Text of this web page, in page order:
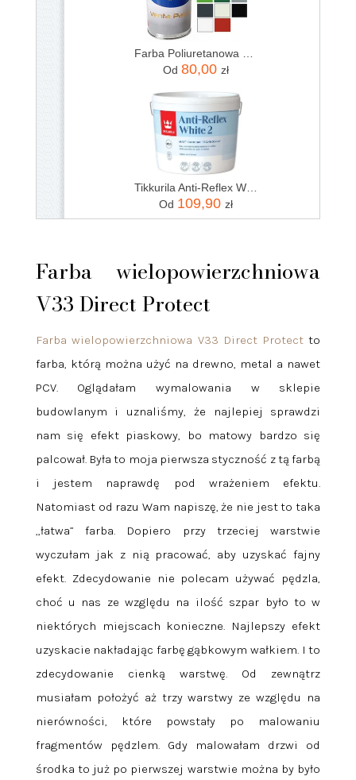
Od 80,00 zł
Tikkurila Anti-Reflex White 3l
Od 109,90 zł
Farba wielopowierzchniowa
V33 Direct Protect
Farba wielopowierzchniowa V33 Direct Protectto
farba, którą można użyć na drewno, metal a nawet
PCV. Oglądałam wymalowania w sklepie
budowlanym i uznaliśmy, że najlepiej sprawdzi
nam się efekt piaskowy, bo matowy bardzo się
palcował. Była to moja pierwsza styczność z tą farbą
i jestem naprawdę pod wrażeniem efektu.
Natomiast od razu Wam napiszę, że nie jest to taka
„łatwa” farba. Dopiero przy trzeciej warstwie
wyczułam jak z nią pracować, aby uzyskać fajny
efekt. Zdecydowanie nie polecam używać pędzla,
choć u nas ze względu na ilość szpar było to w
niektórych miejscach konieczne. Najlepszy efekt
uzyskacie nakładając farbę gąbkowym wałkiem. I to
zdecydowanie cienką warstwę. Od zewnątrz
musiałam położyć aż trzy warstwy ze względu na
nierówności, które powstały po malowaniu
fragmentów pędzlem. Gdy malowałam drzwi od
środka to już po pierwszej warstwie można by było